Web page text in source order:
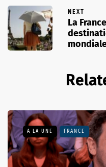
NEXT
La
A LA UNE FRANCE